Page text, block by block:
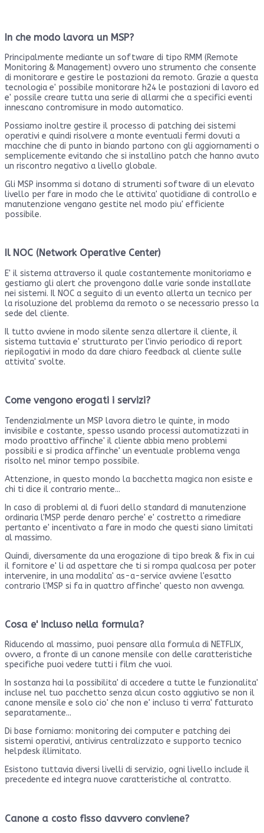
In che modo lavora un MSP?
Principalmente mediante un software di tipo RMM (Remote
Monitoring & Management) ovvero uno strumento che consente
di monitorare e gestire le postazioni da remoto. Grazie a questa
tecnologia e' possibile monitorare h24 le postazioni di lavoro ed
e' possile creare tutta una serie di allarmi che a specifici eventi
innescano contromisure in modo automatico.
Possiamo inoltre gestire il processo di patching dei sistemi
operativi e quindi risolvere a monte eventuali fermi dovuti a
macchine che di punto in biando partono con gli aggiornamenti o
semplicemente evitando che si installino patch che hanno avuto
un riscontro negativo a livello globale.
Gli MSP insomma si dotano di strumenti software di un elevato
livello per fare in modo che le attivita' quotidiane di controllo e
manutenzione vengano gestite nel modo piu' efficiente
possibile.
Il NOC (Network Operative Center)
E' il sistema attraverso il quale costantemente monitoriamo e
gestiamo gli alert che provengono dalle varie sonde installate
nei sistemi. Il NOC a seguito di un evento allerta un tecnico per
la risoluzione del problema da remoto o se necessario presso la
sede del cliente.
Il tutto avviene in modo silente senza allertare il cliente, il
sistema tuttavia e' strutturato per l'invio periodico di report
riepilogativi in modo da dare chiaro feedback al cliente sulle
attivita' svolte.
Come vengono erogati i servizi?
Tendenzialmente un MSP lavora dietro le quinte, in modo
invisibile e costante, spesso usando processi automatizzati in
modo proattivo affinche' il cliente abbia meno problemi
possibili e si prodica affinche' un eventuale problema venga
risolto nel minor tempo possibile.
Attenzione, in questo mondo la bacchetta magica non esiste e
chi ti dice il contrario mente...
In caso di problemi al di fuori dello standard di manutenzione
ordinaria l'MSP perde denaro perche' e' costretto a rimediare
pertanto e' incentivato a fare in modo che questi siano limitati
al massimo.
Quindi, diversamente da una erogazione di tipo break & fix in cui
il fornitore e' li ad aspettare che ti si rompa qualcosa per poter
intervenire, in una modalita' as-a-service avviene l'esatto
contrario l'MSP si fa in quattro affinche' questo non avvenga.
Cosa e' incluso nella formula?
Riducendo al massimo, puoi pensare alla formula di NETFLIX,
ovvero, a fronte di un canone mensile con delle caratteristiche
specifiche puoi vedere tutti i film che vuoi.
In sostanza hai la possibilita' di accedere a tutte le funzionalita'
incluse nel tuo pacchetto senza alcun costo aggiutivo se non il
canone mensile e solo cio' che non e' incluso ti verra' fatturato
separatamente...
Di base forniamo: monitoring dei computer e patching dei
sistemi operativi, antivirus centralizzato e supporto tecnico
helpdesk illimitato.
Esistono tuttavia diversi livelli di servizio, ogni livello include il
precedente ed integra nuove caratteristiche al contratto.
Canone a costo fisso davvero conviene?